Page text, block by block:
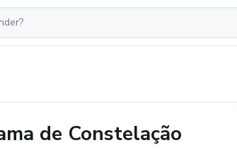
de Constelação